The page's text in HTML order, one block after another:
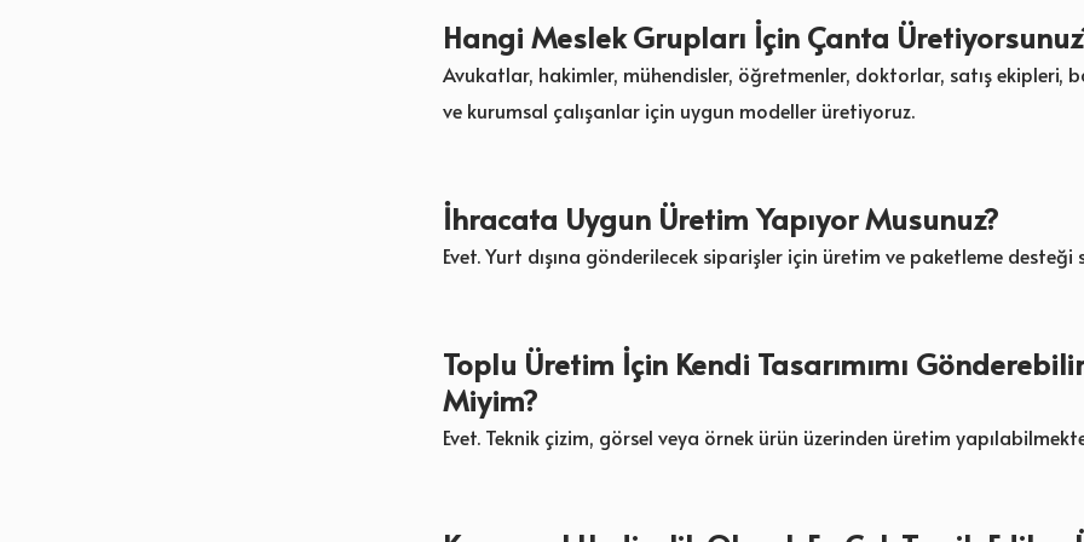
Hangi Meslek Grupları İçin Çanta
Avukatlar, hakimler, mühendisler, öğretmenler, doktorlar, satış ekipleri,
ve kurumsal çalışanlar için uygun modeller üretiyoruz.
İhracata Uygun Üretim Yapıyor Musunuz?
Evet. Yurt dışına gönderilecek siparişler için üretim ve paketleme desteği
Toplu Üretim İçin Kendi Tasarımımı Gönderebilir
Miyim?
Evet. Teknik çizim, görsel veya örnek ürün üzerinden üretim